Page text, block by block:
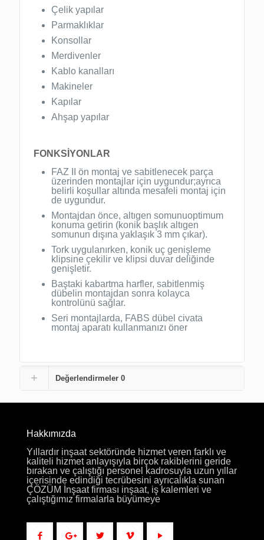
Çelik yapılar
Parmaklıklar
Konsollar
Merdivenler
Kablo kanalları
Makineler
Kapılar
Ahşap yapılar
FONKSİYONLAR
FAZ II ön montaj ve sabitlenecek parça
üzerinden montajlar için uygundur;ayrıca
belirli koşullar altında mesafeli montaj için
de uygundur.
Montajdan önce, altıgen somunuoptimum
konuma getirin (konik başlık altıgen
somunun dışına yaklaşık 3 mm çıkar).
Tork uygulanırken, konik uç genişleme
klipsine çekilir ve klipsi duvar deliğinde
genişletir.
Baştaki kabartma harfler, sabitlenmiş
dübelin montajdan sonra kolayca
kontrolünü sağlar.
Seri montajlarda, FABS dübel civata
montaj aparatı kullanmanızı öner
Değerlendirmeler 0
Hakkımızda
Yıllardır inşaat sektöründe hizmet veren farklı ve
kaliteli hizmet anlayışıyla birçok rakiblerini geride
bırakan ve çalıştığı personel kadrosuyla uzun yıllar
içerisinde edindiği tecrübesini ayrıcalıkla sunan
ÇÖZÜM İnşaat firması inşaat, iş kalemleri ve
çalıştığımız firmalarla büyümeye